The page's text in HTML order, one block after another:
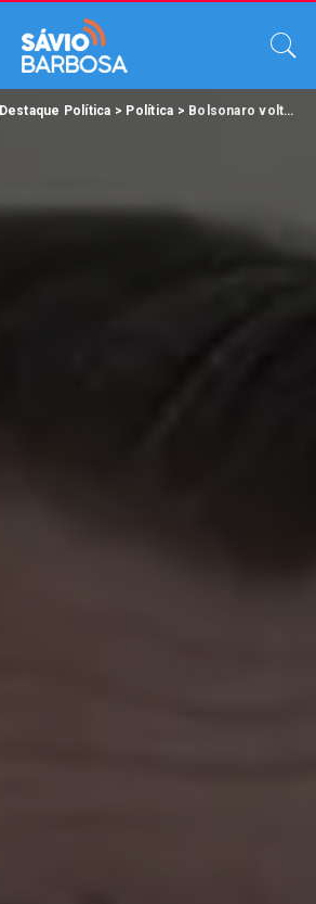
Destaque Política > Política > Bolsonaro voltou para Brasília derrotado.